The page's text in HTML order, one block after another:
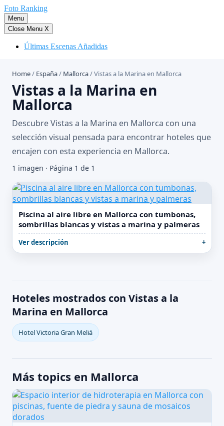
Saltar
al
contenido
Foto Ranking
Menu
Close Menu X
Últimas Escenas Añadidas
Home/ España/ Mallorca/Vistas a la Marina en Mallorca
Vistas a la Marina en
Mallorca
Descubre Vistas a la Marina en Mallorca con una
selección visual pensada para encontrar hoteles que
encajen con esta experiencia en Mallorca.
1 imagen · Página 1 de 1
Piscina al aire libre en Mallorca con tumbonas,
sombrillas blancas y vistas a marina y palmeras
Ver descripción
Hoteles mostrados con Vistas a la
Marina en Mallorca
Hotel Victoria Gran Meliá
Más topics en Mallorca